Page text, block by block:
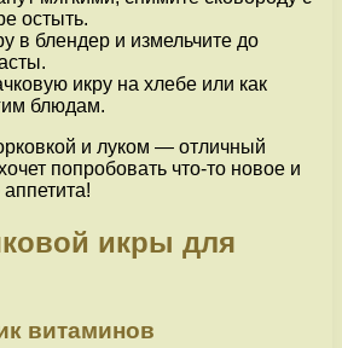
остыть.
в блендер и измельчите до
икру на хлебе или как
блюдам.
и луком — отличный
попробовать что-то новое и
икры для
витаминов